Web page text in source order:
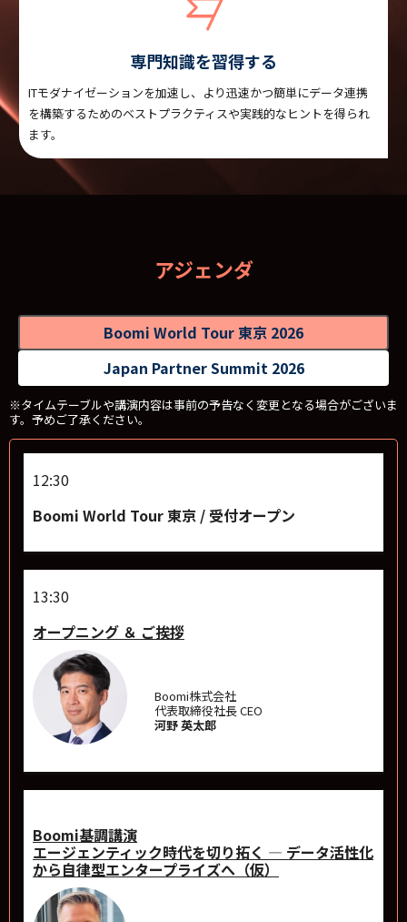
専門知識を習得する
ITモダナイゼーションを加速し、より迅速かつ簡単にデータ連携
を構築するためのベストプラクティスや実践的なヒントを得られ
ます。
アジェンダ
Boomi World Tour 東京 2026
Japan Partner Summit 2026
※タイムテーブルや講演内容は事前の予告なく変更となる場合がございま
す。予めご了承ください。
12:30
Boomi World Tour 東京 / 受付オープン
13:30
オープニング ＆ ご挨拶
Boomi株式会社
代表取締役社長 CEO
河野 英太郎
Boomi基調講演
エージェンティック時代を切り拓く ― データ活性化
から自律型エンタープライズへ（仮）